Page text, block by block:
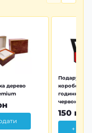
дерево
коробочка
годинника
червона
150 грн
+